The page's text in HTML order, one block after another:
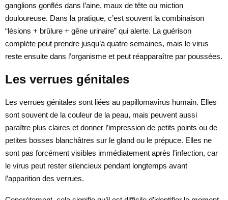
ganglions gonflés dans l’aine, maux de tête ou miction
douloureuse. Dans la pratique, c’est souvent la combinaison
“lésions + brûlure + gêne urinaire” qui alerte. La guérison
complète peut prendre jusqu’à quatre semaines, mais le virus
reste ensuite dans l’organisme et peut réapparaître par poussées.
Les verrues génitales
Les verrues génitales sont liées au papillomavirus humain. Elles
sont souvent de la couleur de la peau, mais peuvent aussi
paraître plus claires et donner l’impression de petits points ou de
petites bosses blanchâtres sur le gland ou le prépuce. Elles ne
sont pas forcément visibles immédiatement après l’infection, car
le virus peut rester silencieux pendant longtemps avant
l’apparition des verrues.